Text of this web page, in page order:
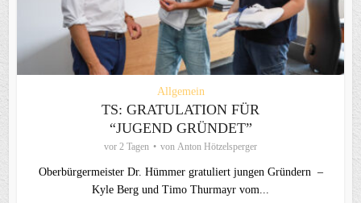
Allgemein
TS: GRATULATION FÜR
“JUGEND GRÜNDET”
vor 2 Tagen von Anton Hötzelsperger
Oberbürgermeister Dr. Hümmer gratuliert jungen Gründern –
Kyle Berg und Timo Thurmayr vom...